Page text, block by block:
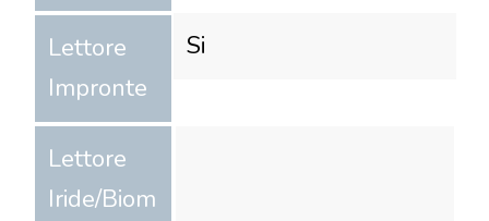
Lettore
Impronte
Si
Lettore
Iride/Biom